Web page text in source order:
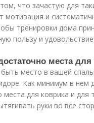
что зачастую для
мотивация и
тренировки дома
пользу и
места
место в вашей
Как минимум в нем
места для коврика и для
руки во все